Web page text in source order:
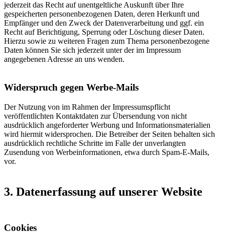
jederzeit das Recht auf unentgeltliche Auskunft über Ihre
gespeicherten personenbezogenen Daten, deren Herkunft und
Empfänger und den Zweck der Datenverarbeitung und ggf. ein
Recht auf Berichtigung, Sperrung oder Löschung dieser Daten.
Hierzu sowie zu weiteren Fragen zum Thema personenbezogene
Daten können Sie sich jederzeit unter der im Impressum
angegebenen Adresse an uns wenden.
Widerspruch gegen Werbe-Mails
Der Nutzung von im Rahmen der Impressumspflicht
veröffentlichten Kontaktdaten zur Übersendung von nicht
ausdrücklich angeforderter Werbung und Informationsmaterialien
wird hiermit widersprochen. Die Betreiber der Seiten behalten sich
ausdrücklich rechtliche Schritte im Falle der unverlangten
Zusendung von Werbeinformationen, etwa durch Spam-E-Mails,
vor.
3. Datenerfassung auf unserer Website
Cookies